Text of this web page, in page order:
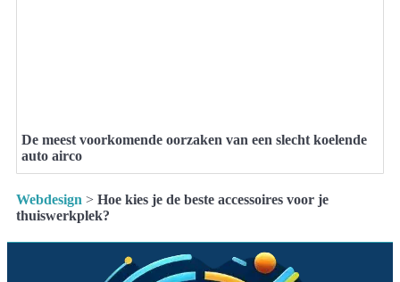
De meest voorkomende oorzaken van een slecht koelende
auto airco
Webdesign > Hoe kies je de beste accessoires voor je
thuiswerkplek?